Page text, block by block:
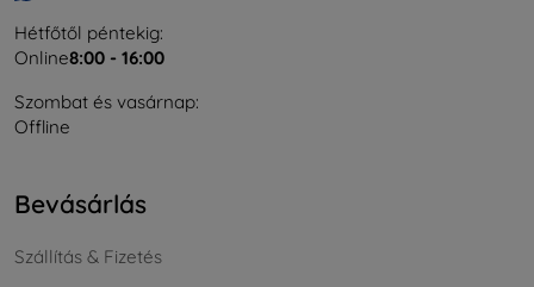
Hétfőtől péntekig:
Online8:00 - 16:00
Szombat és vasárnap:
Offline
Bevásárlás
Szállítás & Fizetés